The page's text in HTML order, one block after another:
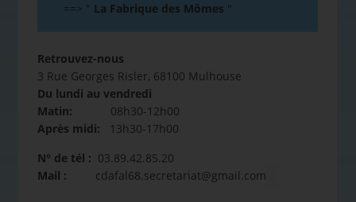
==> " La Fabrique des Mômes "
Retrouvez-nous
3 Rue Georges Risler, 68100 Mulhouse
Du lundi au vendredi
Matin: 08h30-12h00
Après midi: 13h30-17h00
N° de tél : 03.89.42.85.20
Mail : cdafal68.secretariat@gmail.com